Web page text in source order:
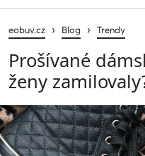
eobuv.cz › Blog › Trendy
Prošívané
ženy